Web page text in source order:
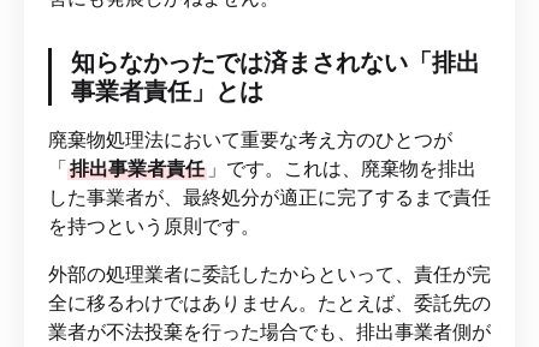
知らなかったでは済まされない「排出
事業者責任」とは
廃棄物処理法において重要な考え方のひとつが
「排出事業者責任 」です。これは、廃棄物を排出
した事業者が、最終処分が適正に完了するまで責任
を持つという原則です。
外部の処理業者に委託したからといって、責任が完
全に移るわけではありません。たとえば、委託先の
業者が不法投棄を行った場合でも、排出事業者側が